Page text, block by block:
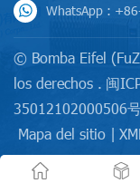
WhatsApp :
© Bomba Eifel
los derechos . 闽
35012102000506
Mapa del sitio | XML